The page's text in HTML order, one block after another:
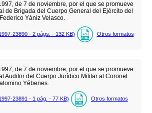
de 7 de noviembre, por el que se promueve
de Brigada del Cuerpo General del Ejército del
Yániz Velasco.
23890 - 2 págs. - 132 KB) Otros formatos
de 7 de noviembre, por el que se promueve
Auditor del Cuerpo Jurídico Militar al Coronel
Yébenes.
23891 - 1 pág. - 77 KB) Otros formatos